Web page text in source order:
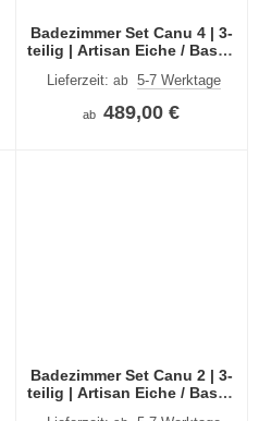
Badezimmer Set Canu 4 | 3-
teilig | Artisan Eiche / Basalt
Lieferzeit:ab 5-7 Werktage
ab 489,00 €
Badezimmer Set Canu 2 | 3-
teilig | Artisan Eiche / Basalt